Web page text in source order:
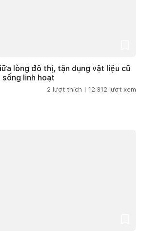
lòng đô thị, tận dụng vật liệu cũ
linh hoạt
2 lượt thích | 12.312 lượt xem